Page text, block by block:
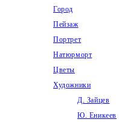
Город
Пейзаж
Портрет
Натюрморт
Цветы
Художники
Д. Зайцев
Ю. Еникеев